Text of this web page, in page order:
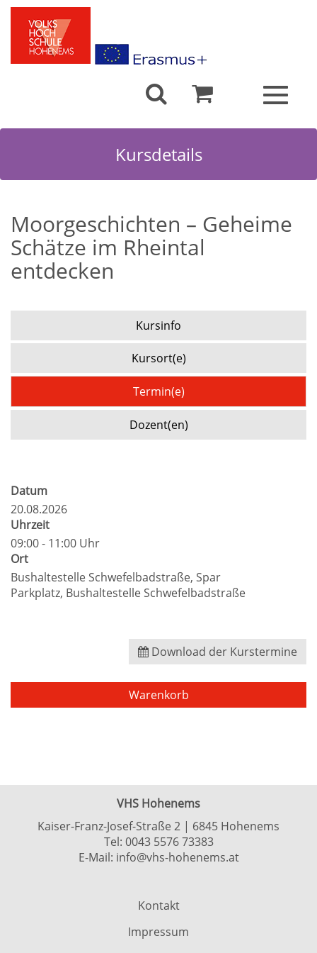
Toggle
Kursdetails
Moorgeschichten – Geheime
Schätze im Rheintal
entdecken
Kursinfo
Kursort(e)
Termin(e)
Dozent(en)
Datum
20.08.2026
Uhrzeit
09:00 - 11:00 Uhr
Ort
Bushaltestelle Schwefelbadstraße, Spar
Parkplatz, Bushaltestelle Schwefelbadstraße
Download der Kurstermine
Warenkorb
VHS Hohenems
Kaiser-Franz-Josef-Straße 2 | 6845 Hohenems
Tel: 0043 5576 73383
E-Mail: info@vhs-hohenems.at
Kontakt
Impressum